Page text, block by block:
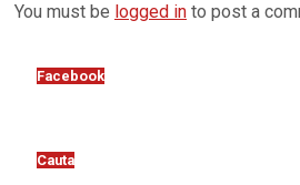
You must be logged in to post a
Facebook
Cauta